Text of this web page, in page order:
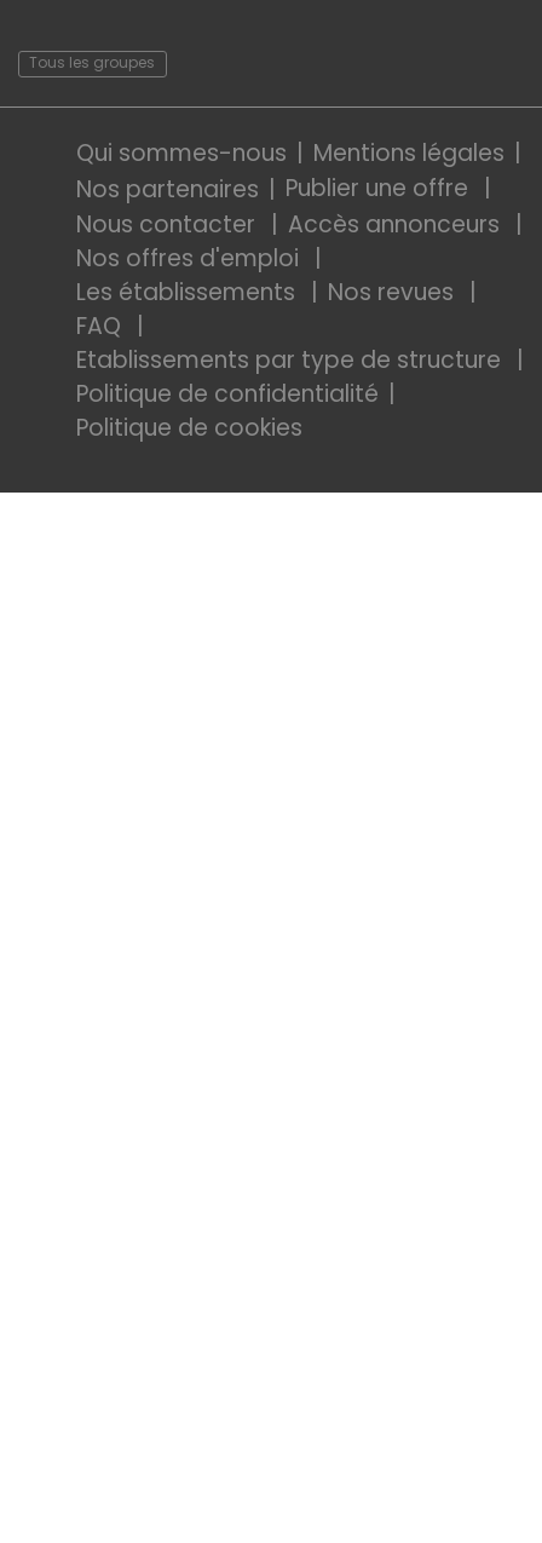
Tous les groupes
Qui sommes-nous
Mentions légales
Nos partenaires
Publier une offre
Nous contacter
Accès annonceurs
Nos offres d'emploi
Les établissements
Nos revues
FAQ
Etablissements par type de structure
Politique de confidentialité
Politique de cookies